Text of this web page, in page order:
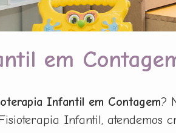
em
Infantil em Contagem?
Infantil, atendemos